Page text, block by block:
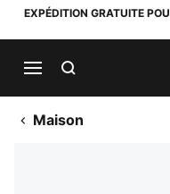
EXPÉDITION GRATUITE
Maison